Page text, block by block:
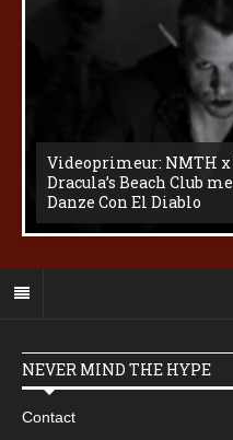
Videoprimeur: NMTH
Dracula’s Beach Club
Danze Con El Diablo
NEVER MIND THE HYPE
Contact